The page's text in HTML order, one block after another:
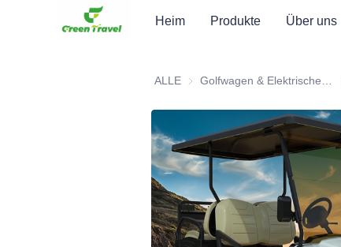
Heim Produkte Über uns
ALLE